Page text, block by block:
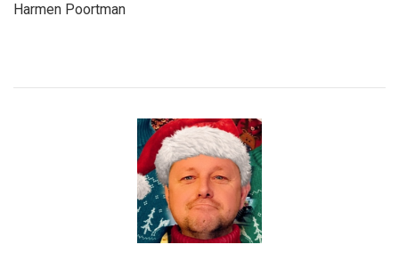
Harmen Poortman